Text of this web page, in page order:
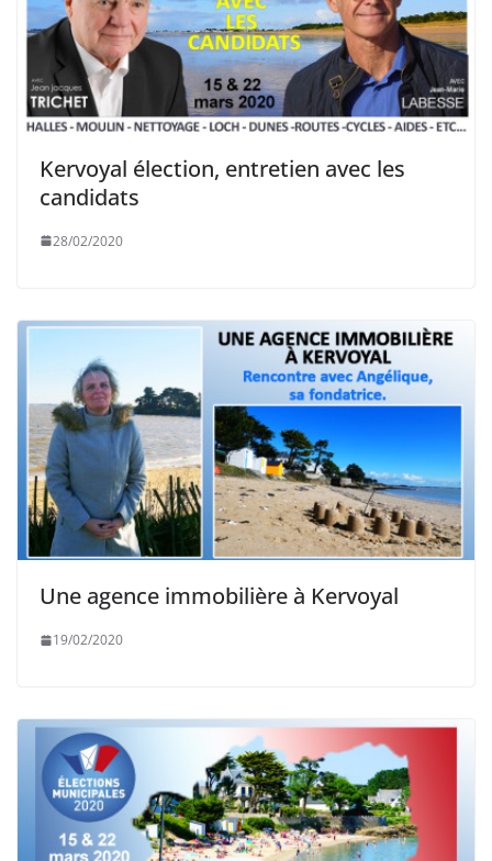
Kervoyal élection, entretien avec les
candidats
28/02/2020
Une agence immobilière à Kervoyal
19/02/2020